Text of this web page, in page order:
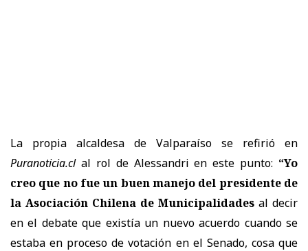
La propia alcaldesa de Valparaíso se refirió en
Puranoticia.clal rol de Alessandri en este punto: “Yo
creo que no fue un buen manejo del presidente de
la Asociación Chilena de Municipalidades al decir
en el debate que existía un nuevo acuerdo cuando se
estaba en proceso de votación en el Senado, cosa que